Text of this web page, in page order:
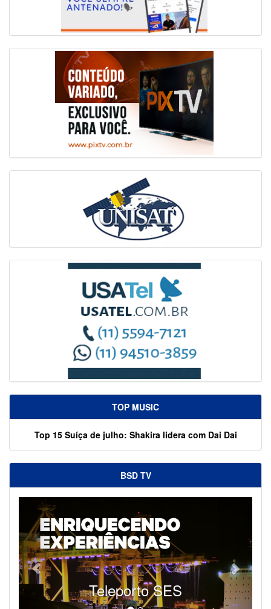
TOP MUSIC
Top 15 Suíça de julho: Shakira lidera com Dai Dai
BSD TV
SES - Fornecendo Esportes Ao Vivo